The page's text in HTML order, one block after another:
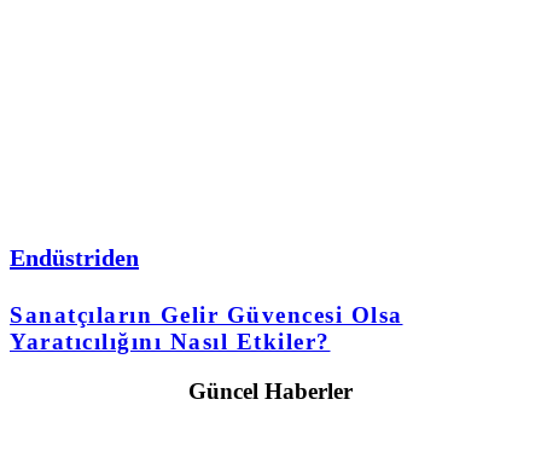
Endüstriden
Sanatçıların Gelir Güvencesi Olsa
Yaratıcılığını Nasıl Etkiler?
Güncel Haberler